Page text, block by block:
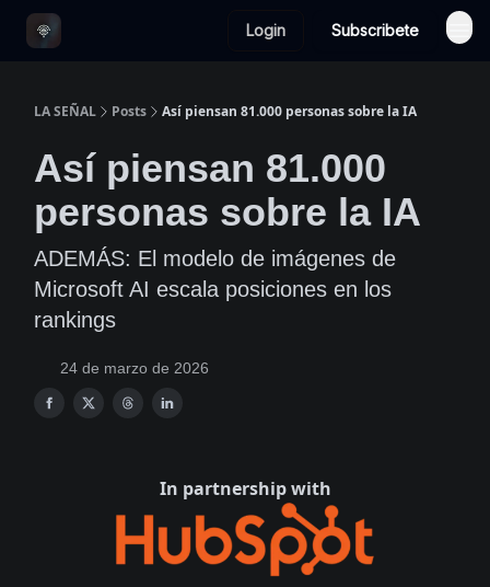
Login Subscribete
LA SEÑAL Posts Así piensan 81.000 personas sobre la IA
Así piensan 81.000
personas sobre la IA
ADEMÁS: El modelo de imágenes de
Microsoft AI escala posiciones en los
rankings
24 de marzo de 2026
In partnership with